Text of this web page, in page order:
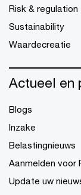
Risk & regulation
Sustainability
Waardecreatie
Actueel en
Blogs
Inzake
Belastingnieuws
Aanmelden voor
Update uw